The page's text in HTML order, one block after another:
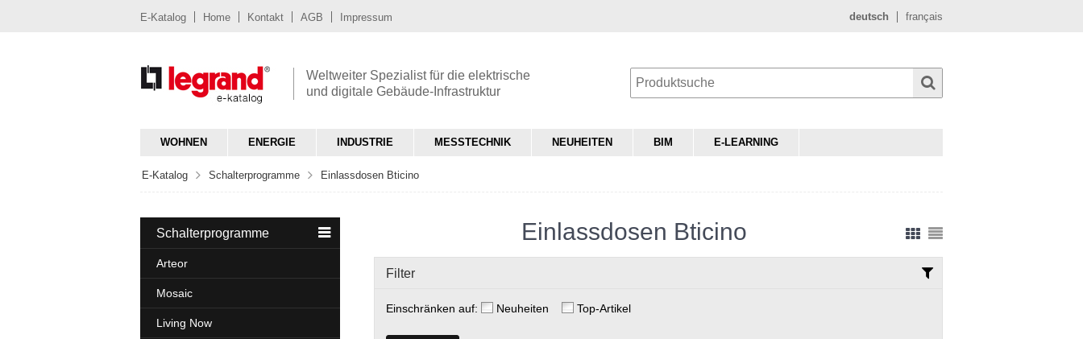
E-Katalog Home Kontakt AGB Impressum deutsch français
Weltweiter Spezialist für die elektrische
und digitale Gebäude-Infrastruktur
WOHNEN ENERGIE INDUSTRIE MESSTECHNIK NEUHEITEN BIM E-LEARNING
E-Katalog Schalterprogramme Einlassdosen Bticino
Schalterprogramme
Arteor
Mosaic
Living Now
Einlassdosen Bticino
Filter
Einschränken auf: Neuheiten Top-Artikel